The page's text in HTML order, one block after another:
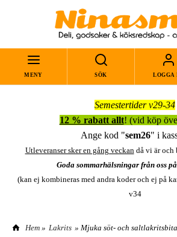
MENY SÖK LOGGA
Semestertider v29-34
12 % rabatt allt! (vid köp
Ange kod "sem26" i
Utleveranser sker en gång veckandå vi är och
Goda sommarhälsningar från oss
(kan ej kombineras med andra koder och ej på
v34
Hem » Lakrits » Mjuka söt- och